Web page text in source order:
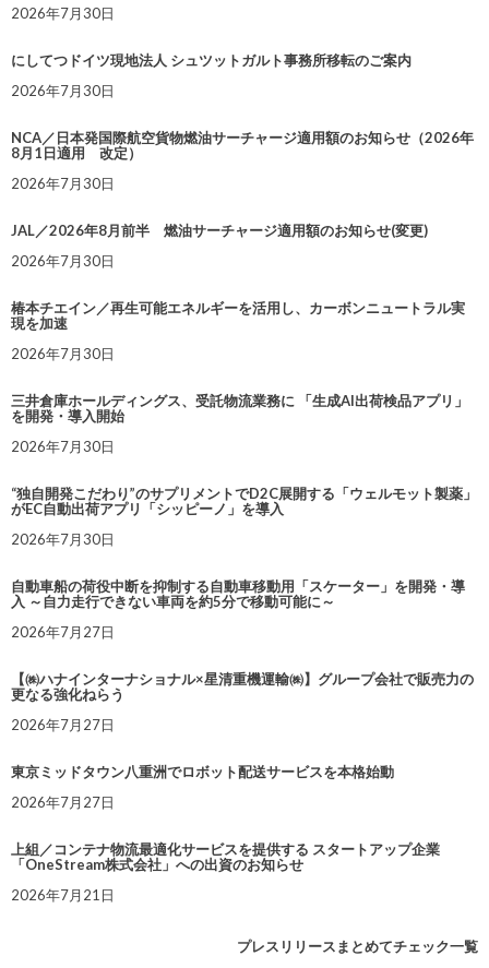
2026年7月30日
にしてつドイツ現地法人 シュツットガルト事務所移転のご案内
2026年7月30日
NCA／日本発国際航空貨物燃油サーチャージ適用額のお知らせ（2026年
8月1日適用 改定）
2026年7月30日
JAL／2026年8月前半 燃油サーチャージ適用額のお知らせ(変更)
2026年7月30日
椿本チエイン／再生可能エネルギーを活用し、カーボンニュートラル実
現を加速
2026年7月30日
三井倉庫ホールディングス、受託物流業務に 「生成AI出荷検品アプリ」
を開発・導入開始
2026年7月30日
“独自開発こだわり”のサプリメントでD2C展開する「ウェルモット製薬」
がEC自動出荷アプリ「シッピーノ」を導入
2026年7月30日
自動車船の荷役中断を抑制する自動車移動用「スケーター」を開発・導
入 ～自力走行できない車両を約5分で移動可能に～
2026年7月27日
【㈱ハナインターナショナル×星清重機運輸㈱】グループ会社で販売力の
更なる強化ねらう
2026年7月27日
東京ミッドタウン八重洲でロボット配送サービスを本格始動
2026年7月27日
上組／コンテナ物流最適化サービスを提供する スタートアップ企業
「OneStream株式会社」への出資のお知らせ
2026年7月21日
プレスリリースまとめてチェック一覧